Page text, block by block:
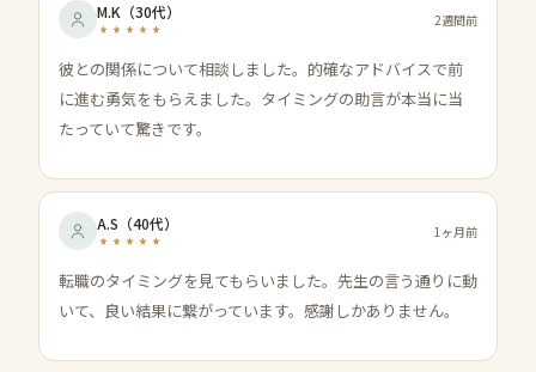
M.K （30代） 2週間前
彼との関係について相談しました。的確なアドバイスで前
に進む勇気をもらえました。タイミングの助言が本当に当
たっていて驚きです。
A.S （40代） 1ヶ月前
転職のタイミングを見てもらいました。先生の言う通りに動
いて、良い結果に繋がっています。感謝しかありません。